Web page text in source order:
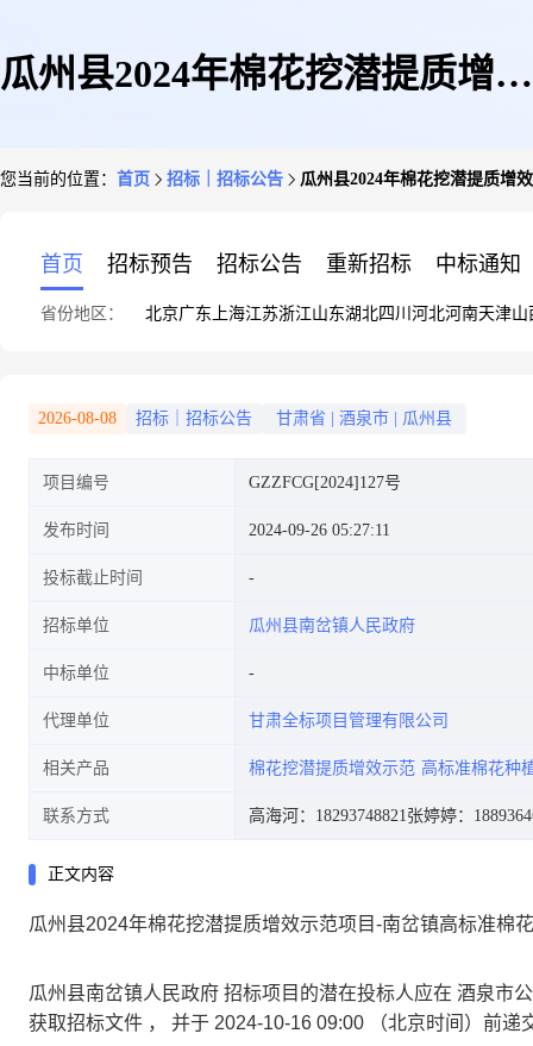
瓜州县2024年棉花挖潜提质增效
告
您当前的位置： 首页 招标｜招标公告 瓜州县2024年棉花挖潜提质增
首页 招标预告 招标公告 重新招标 中标通知
省份地区： 北京广东 上海江苏浙江山东湖北四川 河北河南天津山
2026-08-08 招标｜招标公告 甘肃省 酒泉市 瓜州县
项目编号 GZZFCG[2024]127号
发布时间 2024-09-26 05:27:11
投标截止时间
招标单位 瓜州县南岔镇人民政府
中标单位
代理单位 甘肃全标项目管理有限公司
相关产品 棉花挖潜提质增效示范 高标准棉花种
联系方式 高海河：18293748821张婷婷：
正文内容
瓜州县2024年棉花挖潜提质增效示范项目-南岔镇高标准棉
瓜州县南岔镇人民政府 招标项目的潜在投标人应在 酒泉市
获取招标文件 ， 并于 2024-10-16 09:00
（北京时间）前